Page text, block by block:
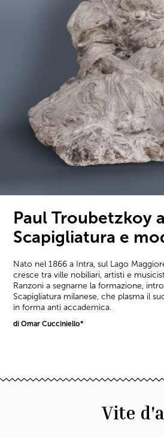
Paul Troubetzkoy
Scapigliatura e
Nato nel 1866 a Intra, sul Lago
cresce tra ville nobiliari, artisti e
Ranzoni a segnarne la formazione,
Scapigliatura milanese, che plasma il
in forma anti accademica.
di Omar Cucciniello*
Vite